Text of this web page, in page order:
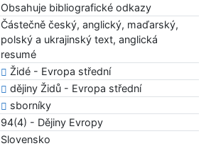
Obsahuje bibliografické odkazy
Částečně český, anglický, maďarský,
polský a ukrajinský text, anglická
resumé
Židé - Evropa střední
dějiny Židů - Evropa střední
sborníky
94(4) - Dějiny Evropy
Slovensko